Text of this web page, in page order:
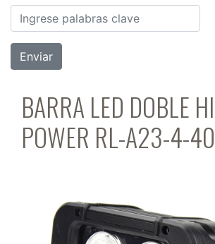
Buscar por:
BARRA LED DOBLE
POWER RL-A23-4-